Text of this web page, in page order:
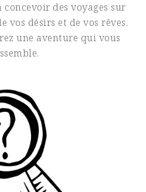
des voyages sur
vos désirs et de vos rêves.
une aventure qui vous